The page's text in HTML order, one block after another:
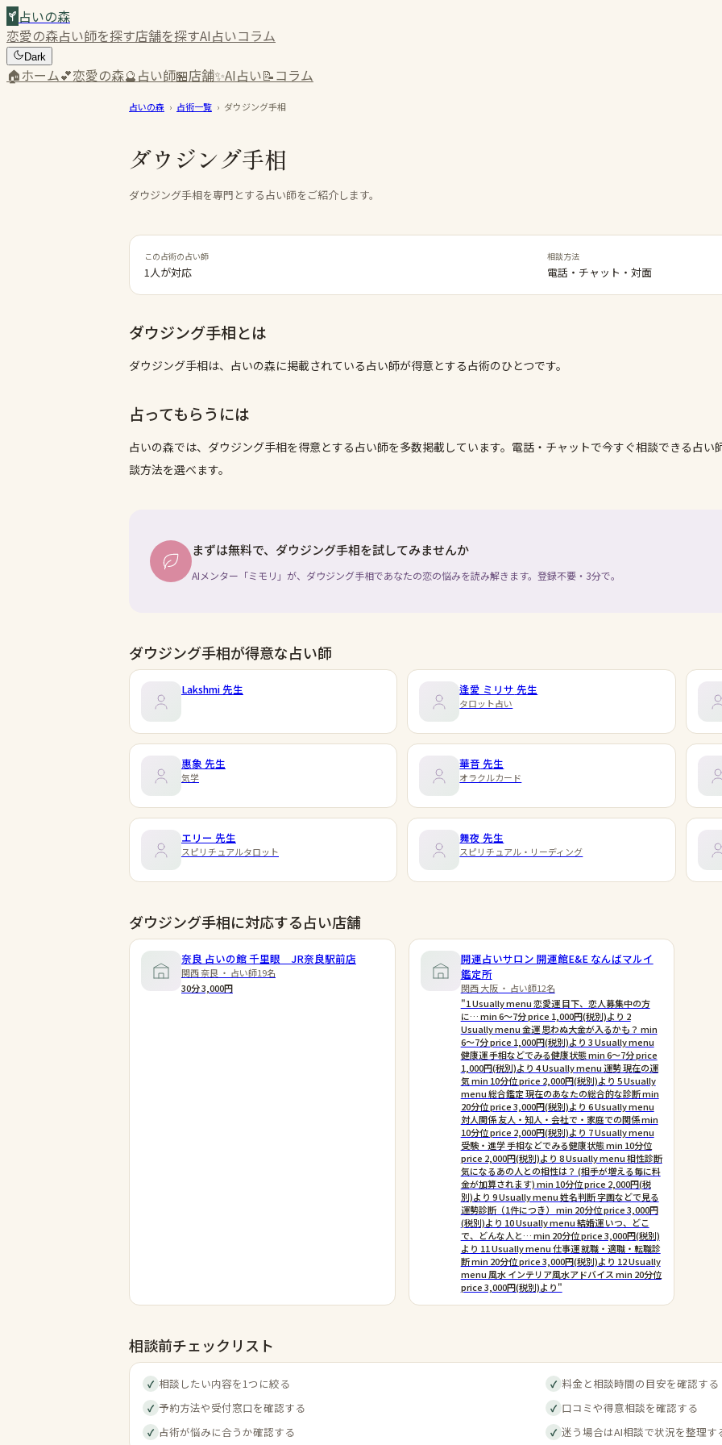
占いの森
恋愛の森占い師を探す店舗を探すAI占いコラム
Dark
🏠ホーム💕恋愛の森🔮占い師🏪店舗✨AI占い📝コラム
占いの森 › 占術一覧 › ダウジング手相
ダウジング手相
ダウジング手相を専門とする占い師をご紹介します。
この占術の占い師
1人が対応
相談方法
電話・チャット・対面
ダウジング手相とは
ダウジング手相は、占いの森に掲載されている占い師が得意とする占術のひとつです。
占ってもらうには
占いの森では、 ダウジング手相を得意とする占い師を多数掲載しています。電話・チャットで今すぐ相談できる占
談方法を選べます。
まずは無料で、ダウジング手相を試してみませんか
AIメンター「ミモリ」が、ダウジング手相であなたの恋の悩みを読み解きます。登録不要・3分で。
ダウジング手相が得意な占い師
Lakshmi先生 逢愛 ミリサ 先生
タロット占い
惠象 先生
気学
華音 先生
オラクルカード
エリー 先生
スピリチュアルタロット
舞夜 先生
スピリチュアル・リーディング
ダウジング手相に対応する占い店舗
奈良 占いの館 千里眼 JR奈良駅前店
関西 奈良 ・ 占い師19名
30分 3,000円
開運占いサロン 開運館E&E なんばマルイ
鑑定所
関西 大阪 ・ 占い師12名
"1 Usually menu 恋愛運 目下、恋人募集中の方
に… min 6〜7分 price 1,000円(税別)より 2
Usually menu 金運 思わぬ大金が入るかも？ min
6〜7分 price 1,000円(税別)より 3 Usually menu
健康運 手相などでみる健康状態 min 6〜7分 price
1,000円(税別)より 4 Usually menu 運勢 現在の運
気 min 10分位 price 2,000円(税別)より 5 Usually
menu 総合鑑定 現在のあなたの総合的な診断 min
20分位 price 3,000円(税別)より 6 Usually menu
対人関係 友人・知人・会社で・家庭での関係 min
10分位 price 2,000円(税別)より 7 Usually menu
受験・進学 手相などでみる健康状態 min 10分位
price 2,000円(税別)より 8 Usually menu 相性診断
気になるあの人との相性は？ (相手が増える毎に料
金が加算されます) min 10分位 price 2,000円(税
別)より 9 Usually menu 姓名判断 字画などで見る
運勢診断（1件につき） min 20分位 price 3,000円
(税別)より 10 Usually menu 結婚運 いつ、どこ
で、どんな人と… min 20分位 price 3,000円(税別)
より 11 Usually menu 仕事運 就職・適職・転職診
断 min 20分位 price 3,000円(税別)より 12 Usually
menu 風水 インテリア風水アドバイス min 20分位
price 3,000円(税別)より"
相談前チェックリスト
✓ 相談したい内容を1つに絞る ✓ 料金と相談時間の目安を確認する
✓ 予約方法や受付窓口を確認する ✓ 口コミや得意相談を確認する
✓ 占術が悩みに合うか確認する ✓ 迷う場合はAI相談で状況を整理す